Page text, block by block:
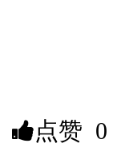
点赞 0